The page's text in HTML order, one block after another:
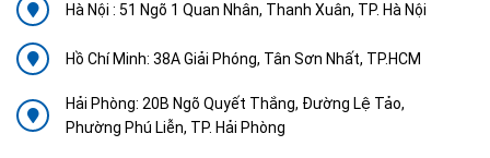
Hà Nội : 51 Ngõ 1 Quan Nhân, Thanh Xuân, TP. Hà Nội
Hồ Chí Minh: 38A Giải Phóng, Tân Sơn Nhất, TP.HCM
Hải Phòng: 20B Ngõ Quyết Thắng, Đường Lệ Tảo,
Phường Phú Liễn, TP. Hải Phòng